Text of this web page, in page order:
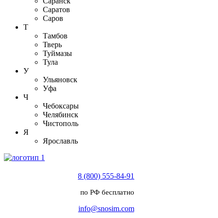
Саратов
Саров
Т
Тамбов
Тверь
Туймазы
Тула
У
Ульяновск
Уфа
Ч
Чебоксары
Челябинск
Чистополь
Я
Ярославль
8 (800) 555-84-91
по РФ бесплатно
info@snosim.com